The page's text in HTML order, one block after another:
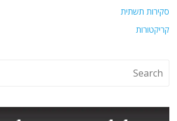
סקירות תשתית
קריקטורות